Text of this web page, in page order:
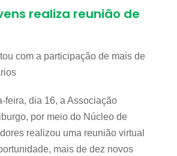
realiza reunião de
com a participação de mais de
feira, dia 16, a Associação
por meio do Núcleo de
realizou uma reunião virtual
mais de dez novos